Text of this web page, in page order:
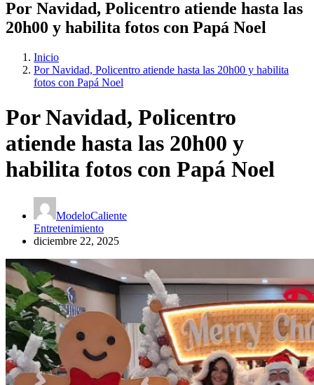
Por Navidad, Policentro atiende hasta las
20h00 y habilita fotos con Papá Noel
Inicio
Por Navidad, Policentro atiende hasta las 20h00 y habilita
fotos con Papá Noel
Por Navidad, Policentro
atiende hasta las 20h00 y
habilita fotos con Papá Noel
ModeloCaliente
Entretenimiento
diciembre 22, 2025